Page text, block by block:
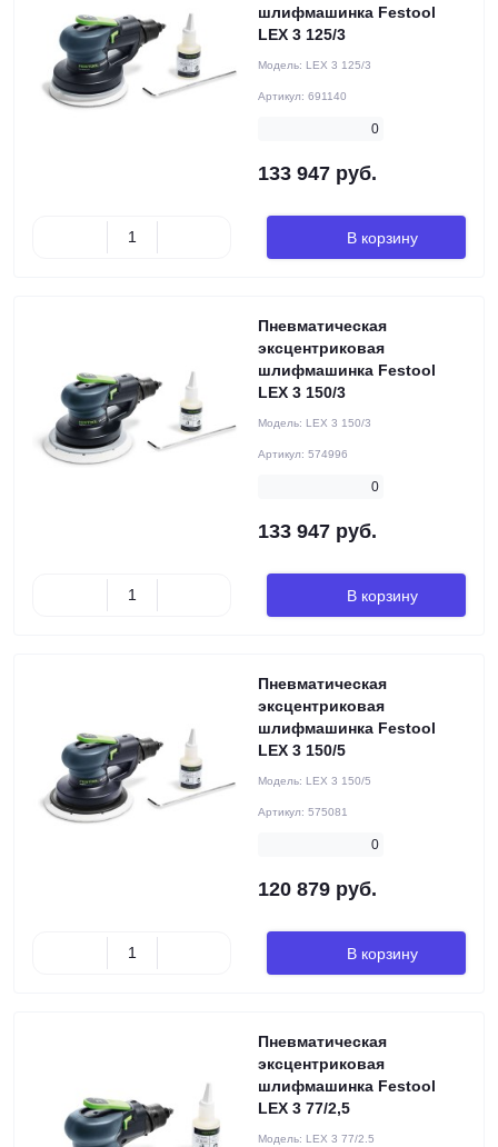
шлифмашинка Festool
LEX 3 125/3
Модель: LEX 3 125/3
Артикул: 691140
0
133 947 руб.
В корзину
Пневматическая
эксцентриковая
шлифмашинка Festool
LEX 3 150/3
Модель: LEX 3 150/3
Артикул: 574996
0
133 947 руб.
В корзину
Пневматическая
эксцентриковая
шлифмашинка Festool
LEX 3 150/5
Модель: LEX 3 150/5
Артикул: 575081
0
120 879 руб.
В корзину
Пневматическая
эксцентриковая
шлифмашинка Festool
LEX 3 77/2,5
Модель: LEX 3 77/2.5